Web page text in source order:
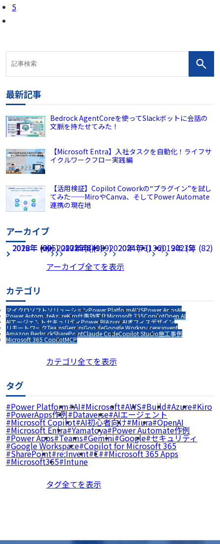
5
最新記事
Bedrock AgentCoreを使ってSlackボットに会話の
文脈を持たせてみた！
【Microsoft Entra】入社タスクを自動化！ライフサ
イクルワークフロー実践編
【活用検証】Copilot Coworkの“プラグイン”を試し
てみた──MiroやCanva、そしてPower Automate
連携の現在地
アーカイブ
2026年 (225) 2025年 (189) 2024年 (136) 2023年 (82)
2022年 (60) 2021年 (49) 2020年 (73) 2019年 (5)
2018年 (2) 2017年 (8)
アーカイブ全てを表示
カテゴリ
マイクロソフトソリューションPower PlatformAWSPower AppsAI
Power AutomateAzureKiro仕事効率化Microsoft 365CopilotOpen AI
AIエージェントセキュリティPower BIAzure AIオフィスデザイン
リモートワークTeamsGeminiGoogleGoogle Workspacere:invent
Amazon BedrockSharePointClaude CodeCopilot Studio施工事例
Microsoft 365 CopilotMCP
カテゴリ全てを表示
タグ
Power Platform AI Microsoft AWS Build Azure Kiro
PowerApps作例 Dataverse AIエージェント
Microsoft Copilot AI初心者向け Miura OpenAI
Microsoft Entra Yamatoya Power Automate作例
Power Apps Teams Gemini Google セキュリティ
Google Workspace Copilot for Microsoft 365
SharePoint re:Invent C# Microsoft 365 Apps
Microsoft365 Intune
タグ全てを表示